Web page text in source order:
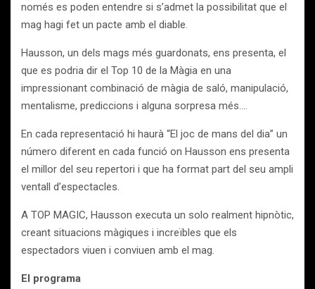
només es poden entendre si s’admet la possibilitat que el
mag hagi fet un pacte amb el diable.
Hausson, un dels mags més guardonats, ens presenta, el
que es podria dir el Top 10 de la Màgia en una
impressionant combinació de màgia de saló, manipulació,
mentalisme, prediccions i alguna sorpresa més….
En cada representació hi haurà “El joc de mans del dia” un
número diferent en cada funció on Hausson ens presenta
el millor del seu repertori i que ha format part del seu ampli
ventall d’espectacles.
A TOP MAGIC, Hausson executa un solo realment hipnòtic,
creant situacions màgiques i increïbles que els
espectadors viuen i conviuen amb el mag.
El programa